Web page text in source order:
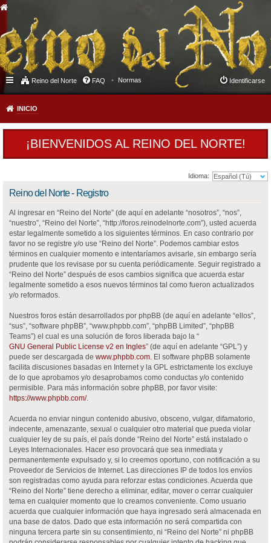
Reino del Norte FAQ Normas Identificarse
INICIO
¡BIENVENIDOS AL REINO DEL NORTE!
Idioma:
Reino del Norte - Registro
Al ingresar en “Reino del Norte” (de aquí en adelante “nosotros”, “nos”,
“nuestro”, “Reino del Norte”, “http://foros.reinodelnorte.com”), usted acuerda
estar legalmente sometido a los siguientes términos. En caso contrario por
favor no se registre y/o use “Reino del Norte”. Podemos cambiar estos
términos en cualquier momento e intentaríamos avisarle, sin embargo sería
prudente que los revisase por su cuenta periódicamente. Seguir registrado a
“Reino del Norte” después de esos cambios significa que acuerda estar
legalmente sometido a esos nuevos términos tal como fueron actualizados
y/o reformados.
Nuestros foros están desarrollados por phpBB (de aquí en adelante “ellos”,
“sus”, “software phpBB”, “www.phpbb.com”, “phpBB Limited”, “phpBB
Teams”) el cual es una solución de foros liberada bajo la “
GNU General Public License v2 en Ingles” (de aquí en adelante “GPL”) y
puede ser descargada de www.phpbb.com. El software phpBB solamente
facilita discusiones basadas en Internet y la GPL estrictamente los excluye
de lo que aprobamos y/o desaprobamos como conductas y/o contenido
permisible. Para más información sobre phpBB, por favor visite:
https://www.phpbb.com/.
Acuerda no enviar ningun contenido abusivo, obsceno, vulgar, difamatorio,
indecente, amenazante, sexual o cualquier otro material que pueda violar
cualquier ley de su país, el país donde “Reino del Norte” está instalado o
Leyes Internacionales. Hacer eso provocará que sea inmediata y
permanentemente expulsado y, si lo creemos oportuno, con notificación a su
Proveedor de Servicios de Internet. Las direcciones IP de todos los envíos
son registradas como ayuda para reforzar estas condiciones. Acuerda que
“Reino del Norte” tiene derecho a eliminar, editar, mover o cerrar cualquier
tema en cualquier momento que lo creamos conveniente. Como usuario
acuerda que cualquier información que haya ingresado será almacenada en
una base de datos. Dado que esta información no será compartida con
ninguna tercera parte sin su consentimiento, ni “Reino del Norte” ni phpBB